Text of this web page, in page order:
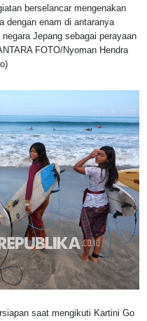
berselancar mengenakan
dengan enam di antaranya
Jepang sebagai perayaan
FOTO/Nyoman Hendra
saat mengikuti Kartini Go